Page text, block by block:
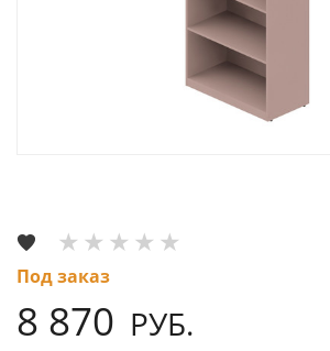
Под заказ
8 870 РУБ.